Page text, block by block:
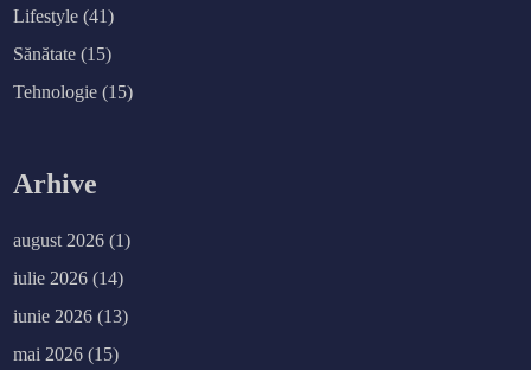
Lifestyle (41)
Sănătate (15)
Tehnologie (15)
Arhive
august 2026 (1)
iulie 2026 (14)
iunie 2026 (13)
mai 2026 (15)